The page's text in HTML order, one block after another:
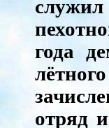
года
отряд